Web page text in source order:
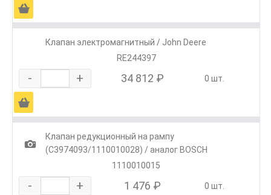
Ä
Клапан электромагнитный / John Deere
RE244397
- + 34 812 ₽ 0 шт.
Ä
1
Клапан редукционный на рампу
(C3974093/1110010028) / аналог BOSCH
1110010015
- + 1 476 ₽ 0 шт.